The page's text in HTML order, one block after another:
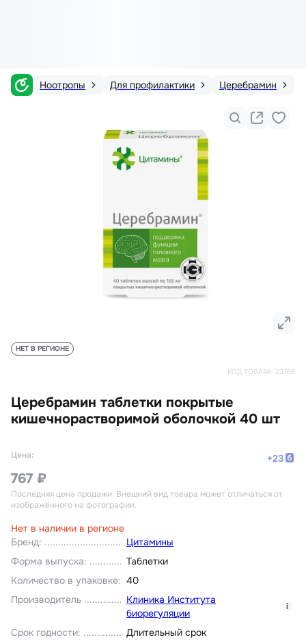
Ноотропы Для профилактики Церебрамин
КОД ТОВАРА: 23768
Церебрамин таблетки покрытые
кишечнорастворимой оболочкой 40 шт
НЕТ В РЕГИОНЕ
Бренд:
Цитамины
Форма выпуска:
Таблетки
Количество в упаковке: 40
Производитель
Клиника Института
биорегуляции
i
Срок годности:
Длительный срок
Цена: +23
767 ₽
Последняя цена продажи. Внешний вид товара может отличаться от
изображённого на фотографии.
Нет в наличии в регионе